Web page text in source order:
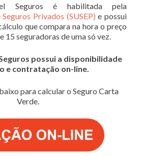
Seguros é habilitada pela
Privados (SUSEP) e possui
que compara na hora o preço
15 seguradoras de uma só vez.
possui a disponibilidade
e contratação on-line.
para calcular o Seguro Carta
Verde.